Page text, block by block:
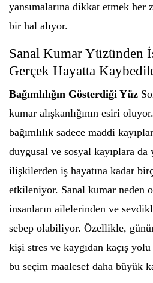
yansımalarına dikkat etmek
bir hal alıyor.
Sanal Kumar Yüzünden
Gerçek Hayatta
Bağımlılığın Gösterdiği Yüz
kumar alışkanlığının esiri
bağımlılık sadece maddi
duygusal ve sosyal kayıplara
ilişkilerden iş hayatına kadar
etkileniyor. Sanal kumar neden
insanların ailelerinden ve
sebep olabiliyor. Özellikle,
kişi stres ve kaygıdan kaçış
bu seçim maalesef daha büyük